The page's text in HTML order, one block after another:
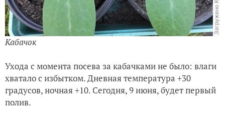
Кабачок
Ухода с момента посева за кабачками не было: влаги
хватало с избытком. Дневная температура +30
градусов, ночная +10. Сегодня, 9 июня, будет первый
полив.